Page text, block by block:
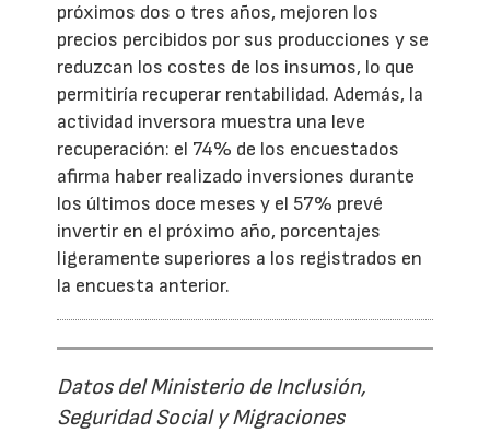
próximos dos o tres años, mejoren los
precios percibidos por sus producciones y se
reduzcan los costes de los insumos, lo que
permitiría recuperar rentabilidad. Además, la
actividad inversora muestra una leve
recuperación: el 74% de los encuestados
afirma haber realizado inversiones durante
los últimos doce meses y el 57% prevé
invertir en el próximo año, porcentajes
ligeramente superiores a los registrados en
la encuesta anterior.
Datos del Ministerio de Inclusión,
Seguridad Social y Migraciones